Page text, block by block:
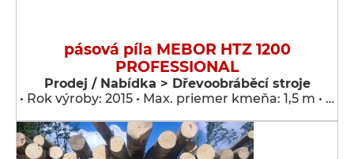
pásová píla MEBOR HTZ 1200
PROFESSIONAL
Prodej / Nabídka > Dřevoobráběcí stroje
• Rok výroby: 2015 • Max. priemer kmeňa: 1,5 m • …